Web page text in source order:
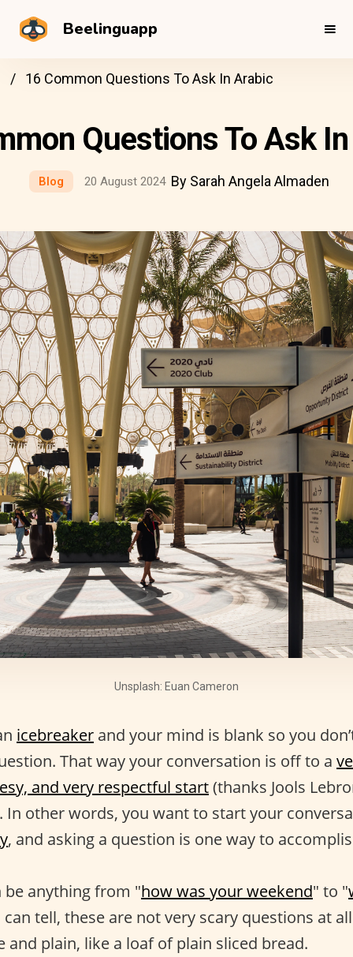
Beelinguapp
16 Common Questions To Ask In Arabic
Questions To Ask
Blog 20 August 2024 By Sarah Angela Almaden
Unsplash: Euan Cameron
icebreaker and your mind is blank so you
That way your conversation is off to a
and very respectful start(thanks Jools
In other words, you want to start your
, and asking a question is one way to
be anything from "how was your weekend" to "
can tell, these are not very scary questions at
and plain, like a loaf of plain sliced bread.